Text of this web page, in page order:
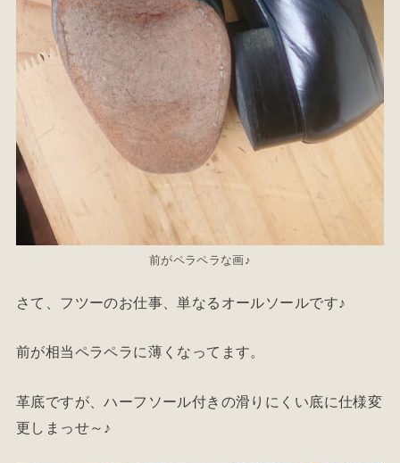
前がペラペラな画♪
さて、フツーのお仕事、単なるオールソールです♪
前が相当ペラペラに薄くなってます。
革底ですが、ハーフソール付きの滑りにくい底に仕様変
更しまっせ～♪